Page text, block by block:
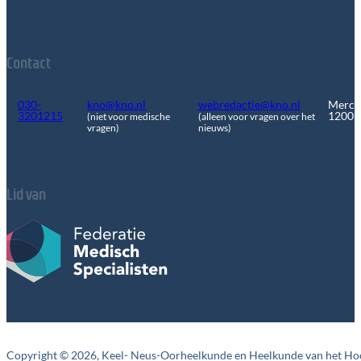
Contact
030-
3201215
kno@kno.nl
(niet voor medische
vragen)
webredactie@kno.nl
(alleen voor vragen over het
nieuws)
1200
Lid van
Copyright © 2026, Keel- Neus-Oorheelkunde en Heelkunde van het